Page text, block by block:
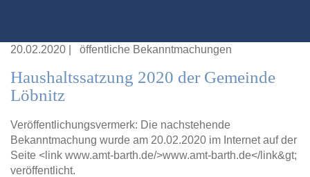
20.02.2020 öffentliche Bekanntmachungen
Haushaltssatzung 2020 der Gemeinde
Löbnitz
Veröffentlichungsvermerk: Die nachstehende
Bekanntmachung wurde am 20.02.2020 im Internet auf der
Seite <link www.amt-barth.de/>www.amt-barth.de</link&gt;
veröffentlicht.